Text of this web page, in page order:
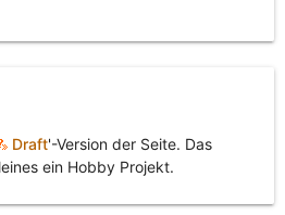
Draft'-Version der Seite. Das
ein Hobby Projekt.